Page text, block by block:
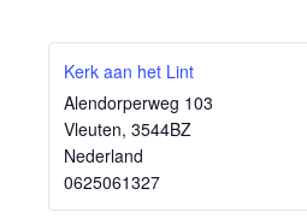
Kerk aan het Lint
Alendorperweg 103
Vleuten, 3544BZ
Nederland
0625061327